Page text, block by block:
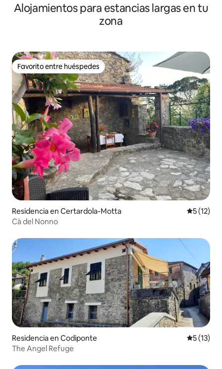
Alojamientos para estancias largas en tu
zona
Favorito entre huéspedes
Favorito entre huéspedes
Residencia en Certardola-Motta
5 (12)
Cà del Nonno
Residencia en Codiponte
5 (13)
The Angel Refuge